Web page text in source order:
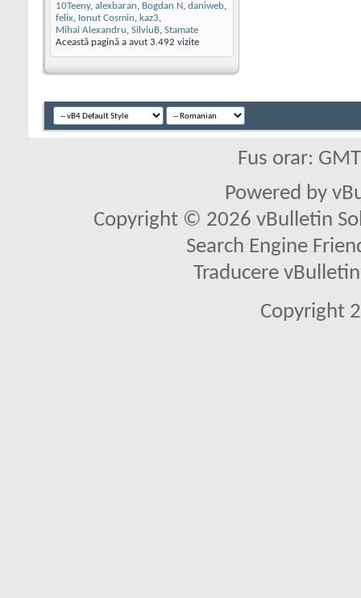
10Teeny, alexbaran, Bogdan N, daniweb,
felix, Ionut Cosmin, kaz3,
Mihai Alexandru, SilviuB, Stamate
Această pagină a avut 3.492 vizite
Fus orar:
Powered by
Copyright © 2026 vBulletin
Search Engine
Traducere
Copyright